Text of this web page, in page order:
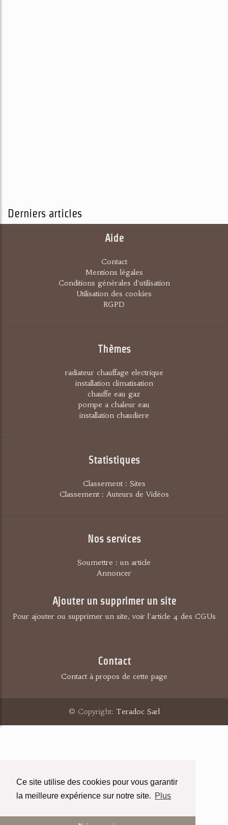
Ce site utilise des cookies pour vous garantir
la meilleure expérience sur notre site. Plus
Derniers articles
Aide
Contact
Mentions légales
Conditions générales d'utilisation
Utilisation des cookies
RGPD
Thèmes
radiateur chauffage electrique
installation climatisation
chauffe eau gaz
pompe a chaleur eau
installation chaudiere
Statistiques
Classement : Sites
Classement : Auteurs de Vidéos
Nos services
Soumettre : un article
Annoncer
Ajouter un supprimer un site
Pour ajouter ou supprimer un site, voir l'article 4 des CGUs
Contact
Contact à propos de cette page
© Copyright: Teradoc Sarl